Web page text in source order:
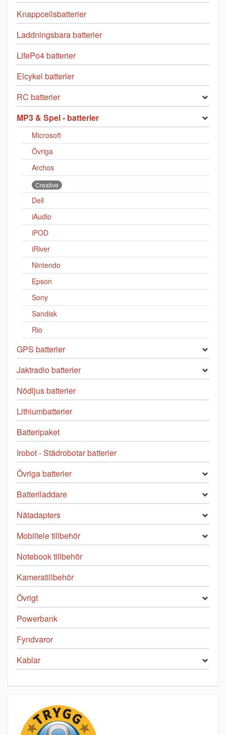
Knappcellsbatterier
Laddningsbara batterier
LifePo4 batterier
Elcykel batterier
RC batterier
MP3 & Spel - batterier
Microsoft
Övriga
Archos
Creative
Dell
iAudio
iPOD
iRiver
Nintendo
Epson
Sony
Sandisk
Rio
GPS batterier
Jaktradio batterier
Nödljus batterier
Lithiumbatterier
Batteripaket
Irobot - Städrobotar batterier
Övriga batterier
Batteriladdare
Nätadapters
Mobiltele tillbehör
Notebook tillbehör
Kameratillbehör
Övrigt
Powerbank
Fyndvaror
Kablar